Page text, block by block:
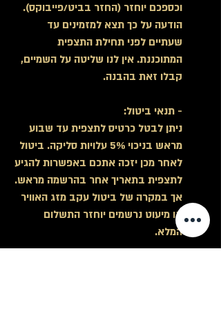
וכספכם יוחזר (החזר בביט/פייבוקס).
הודעה על כך תצא למזמינים עד
שעתיים לפני תחילת התצפית
המתוכננת. אין לנו שליטה על השמיים,
קבלו זאת בהבנה.
- תנאי ביטול:
ניתן לבטל כרטיס לתצפית עד שבוע
מראש בניכוי 5% עלויות סליקה. ביטול
לאחר מכן יזכה אתכם באפשרות להגיע
לתצפית בתאריך אחר בהרשמה מראש.
אך במקרה של ביטול עקב מזג האוויר
או מיעוט נרשמים יוחזר התשלום
המלא.